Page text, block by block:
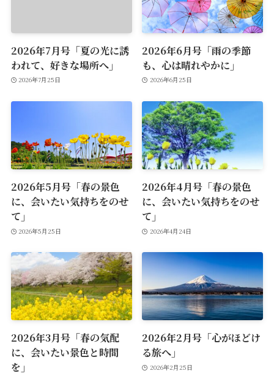
2026年7月号「夏の光に誘
われて、好きな場所へ」
2026年7月25日
2026年6月号「雨の季節
も、心は晴れやかに」
2026年6月25日
2026年5月号「春の景色
に、会いたい気持ちをのせ
て」
2026年5月25日
2026年4月号「春の景色
に、会いたい気持ちをのせ
て」
2026年4月24日
2026年3月号「春の気配
に、会いたい景色と時間
を」
2026年2月号「心がほどけ
る旅へ」
2026年2月25日